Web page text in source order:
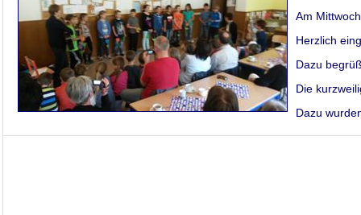
Am
Herzlich
Dazu
Die
Dazu